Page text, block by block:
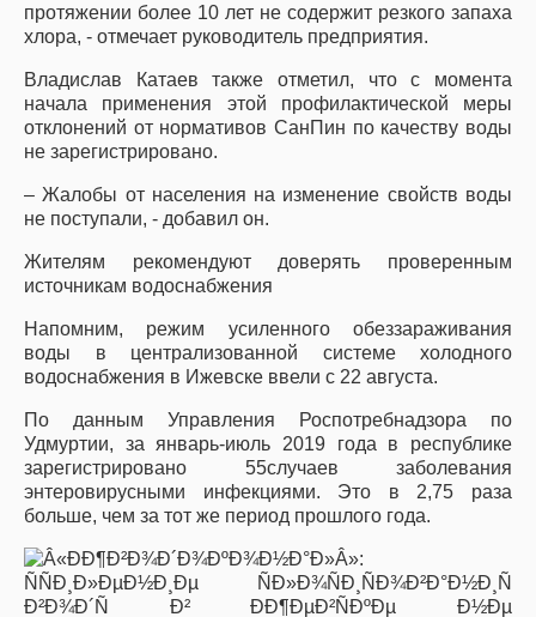
протяжении более 10 лет не содержит резкого запаха
хлора, - отмечает руководитель предприятия.
Владислав Катаев также отметил, что с момента
начала применения этой профилактической меры
отклонений от нормативов СанПин по качеству воды
не зарегистрировано.
– Жалобы от населения на изменение свойств воды
не поступали, - добавил он.
Жителям рекомендуют доверять проверенным
источникам водоснабжения
Напомним, режим усиленного обеззараживания
воды в централизованной системе холодного
водоснабжения в Ижевске ввели с 22 августа.
По данным Управления Роспотребнадзора по
Удмуртии, за январь-июль 2019 года в республике
зарегистрировано 55случаев заболевания
энтеровирусными инфекциями. Это в 2,75 раза
больше, чем за тот же период прошлого года.